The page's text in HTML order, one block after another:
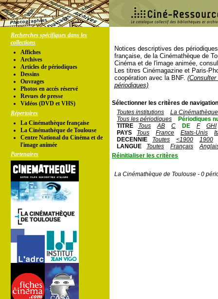
Recherches spécifiques dans les
collections
Affiches
Archives
Articles de périodiques
Dessins
Ouvrages
Photos en accés réservé
Revues de presse
Vidéos (DVD et VHS)
Répertoires
La Cinémathèque française
La Cinémathèque de Toulouse
Centre National du Cinéma et de
l'image animée
Partenaires
Notices descriptives des
française, de la Cinémathèque de
Cinéma et de l'image animée,
Les titres Cinémagazine et Paris-
coopération avec la BNF.
périodiques)
Sélectionner les critères de
Toutes institutions
La
Tous les périodiques
Périodiques
TITRE
Tous AB C DE F
GHI
PAYS
Tous France Etats-Unis
DECENNIE
Toutes <1900
1900
LANGUE
Toutes Français
Réinitialiser les critères
La Cinémathèque de Toulouse - 0